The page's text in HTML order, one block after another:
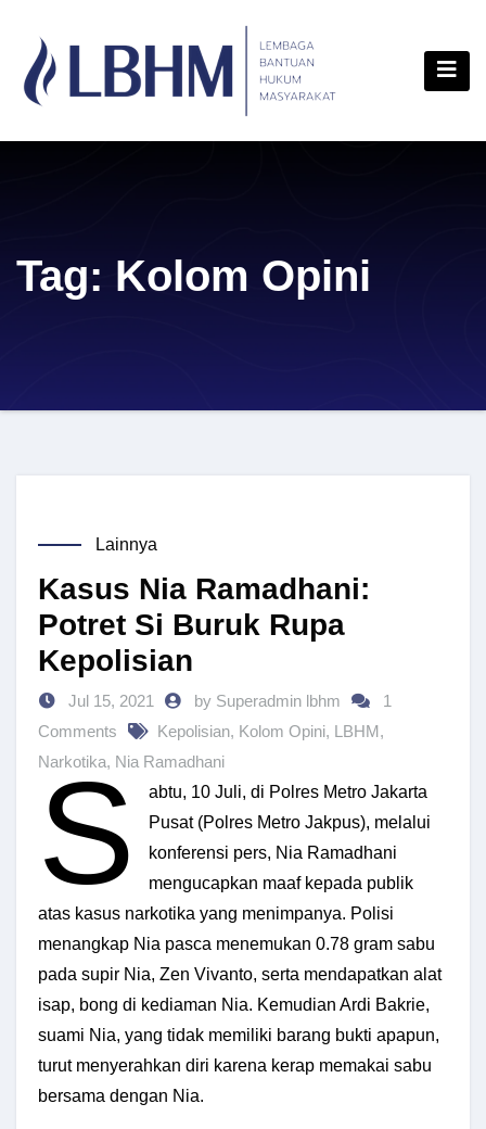
content
Tag: Kolom Opini
Lainnya
Kasus Nia Ramadhani:
Potret Si Buruk Rupa
Kepolisian
Jul 15, 2021 by Superadmin lbhm
1
Comments
Kepolisian, Kolom Opini, LBHM,
Narkotika, Nia Ramadhani
S
abtu, 10 Juli, di Polres Metro Jakarta
Pusat (Polres Metro Jakpus), melalui
konferensi pers, Nia Ramadhani
mengucapkan maaf kepada publik
atas kasus narkotika yang menimpanya. Polisi
menangkap Nia pasca menemukan 0.78 gram sabu
pada supir Nia, Zen Vivanto, serta mendapatkan alat
isap, bong di kediaman Nia. Kemudian Ardi Bakrie,
suami Nia, yang tidak memiliki barang bukti apapun,
turut menyerahkan diri karena kerap memakai sabu
bersama dengan Nia.